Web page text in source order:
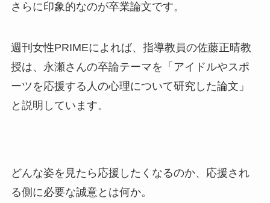
さらに印象的なのが卒業論文です。
週刊女性PRIMEによれば、指導教員の佐藤正晴教
授は、永瀬さんの卒論テーマを「アイドルやスポ
ーツを応援する人の心理について研究した論文」
と説明しています。
どんな姿を見たら応援したくなるのか、応援され
る側に必要な誠意とは何か。